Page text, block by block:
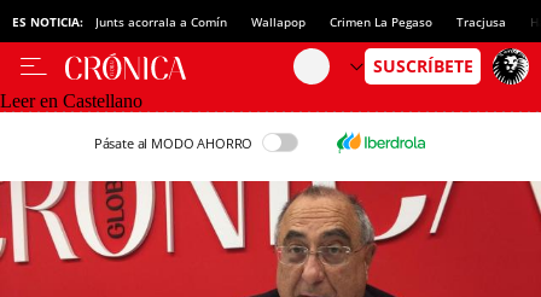
ES NOTICIA: Junts acorrala a Comín Wallapop Crimen La Pegaso Tracjusa
Leer en Castellano
Pásate al MODO AHORRO